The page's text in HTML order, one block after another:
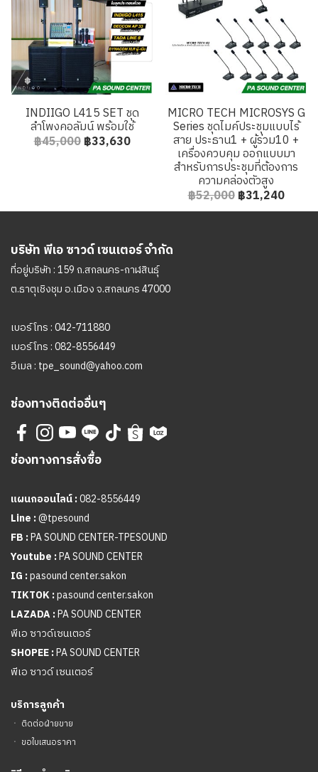
INDIIGO L415 SET ชุด
ลำโพงคอลัมน์ พร้อมใช้
฿45,000 ฿33,630
MICRO TECH MICROSYS G
Series ชุดไมค์ประชุมแบบไร้
สาย ประธาน1 + ผู้ร่วม10 +
เครื่องควบคุม ออกแบบมา
สำหรับการประชุมที่ต้องการ
ความคล่องตัวสูง
฿52,000 ฿31,240
บริษัท พีเอ ซาวด์ เซนเตอร์ จำกัด
ที่อยู่บริษัท : 159 ถ.สกลนคร-กาฬสินธุ์
ต.ธาตุเชิงชุม อ.เมือง จ.สกลนคร 47000
เบอร์โทร :042-711880
เบอร์โทร :082-8556449
อีเมล : tpe_sound@yahoo.com
ช่องทางติดต่ออื่นๆ
ช่องทางการสั่งซื้อ
แผนกออนไลน์ :082-8556449
Line :@tpesound
FB :PA SOUND CENTER-TPESOUND
Youtube :PA SOUND CENTER
IG :pasound center.sakon
TIKTOK :pasound center.sakon
LAZADA :PA SOUND CENTER
พีเอ ซาวด์เซนเตอร์
SHOPEE :PA SOUND CENTER
พีเอ ซาวด์ เซนเตอร์
บริการลูกค้า
ㆍ ติดต่อฝ่ายขาย
ㆍ ขอใบเสนอราคา